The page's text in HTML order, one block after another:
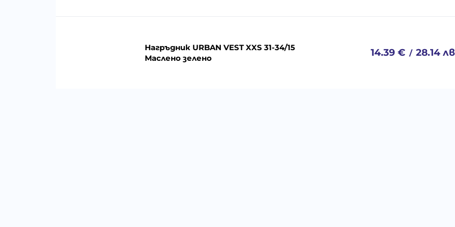
Нагръдник URBAN VEST XXS 31-34/15
Маслено зелено
14.39 € / 28.14